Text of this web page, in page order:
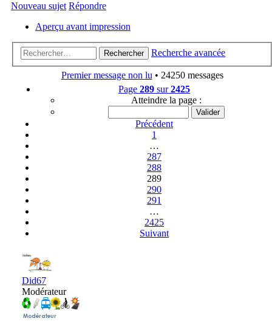
Nouveau sujet Répondre
Aperçu avant impression
Rechercher Recherche avancée
Premier message non lu • 24250 messages
Page 289 sur2425
Atteindre la page :
Précédent
1
…
287
288
289
290
291
…
2425
Suivant
Did67
Modérateur